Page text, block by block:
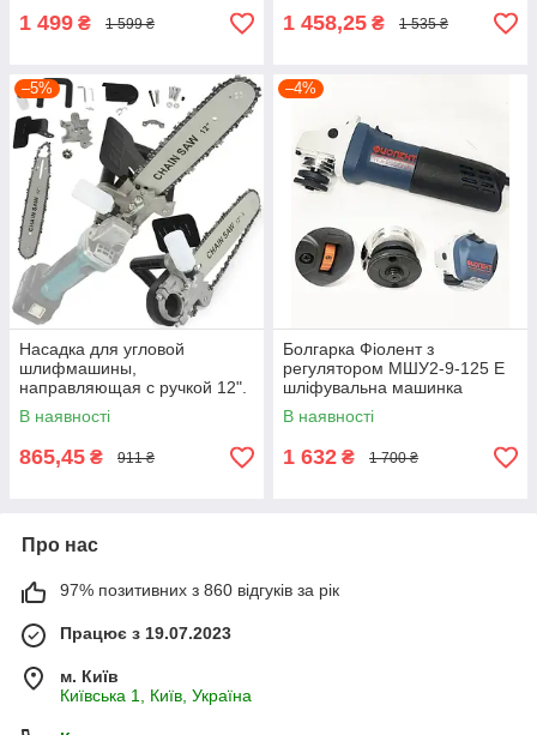
1 499 ₴ 1 599 ₴ 1 458,25 ₴ 1 535 ₴
–5%
Насадка для угловой
шлифмашины,
направляющая с ручкой 12".
Silver 11241
В наявності
865,45 ₴ 911 ₴
–4%
Болгарка Фіолент з
регулятором МШУ2-9-125 Е
шліфувальна машинка
В наявності
1 632 ₴ 1 700 ₴
Про нас
97% позитивних з 860 відгуків за рік
Працює з 19.07.2023
м. Київ
Київська 1, Київ, Україна